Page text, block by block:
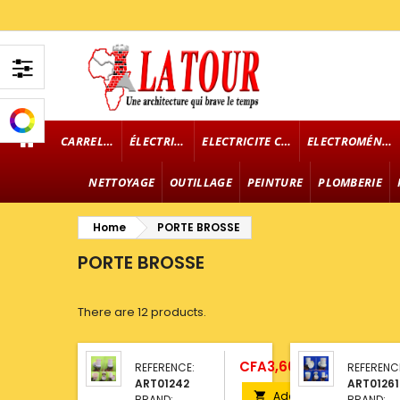
CARRELAGE ÉLECTRICITÉ ELECTRICITE CABLE ELECTROMÉNAGER
NETTOYAGE OUTILLAGE PEINTURE PLOMBERIE
Home PORTE BROSSE
PORTE BROSSE
There are 12 products.
REFERENCE:
ART01242
Price
CFA3,600.00

Add
ART01261